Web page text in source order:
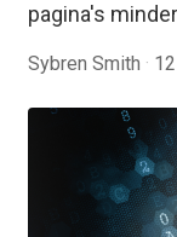
pagina's
Sybren Smith ·